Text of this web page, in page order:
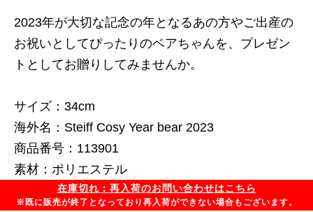
2023年が大切な記念の年となるあの方やご出産の
お祝いとしてぴったりのベアちゃんを、プレゼン
トとしてお贈りしてみませんか。
サイズ：34cm
海外名：Steiff Cosy Year bear 2023
商品番号：113901
素材：ポリエステル
在庫切れ：再入荷のお問い合わせはこちら
※既に販売が終了となっており再入荷ができない場合もございます。